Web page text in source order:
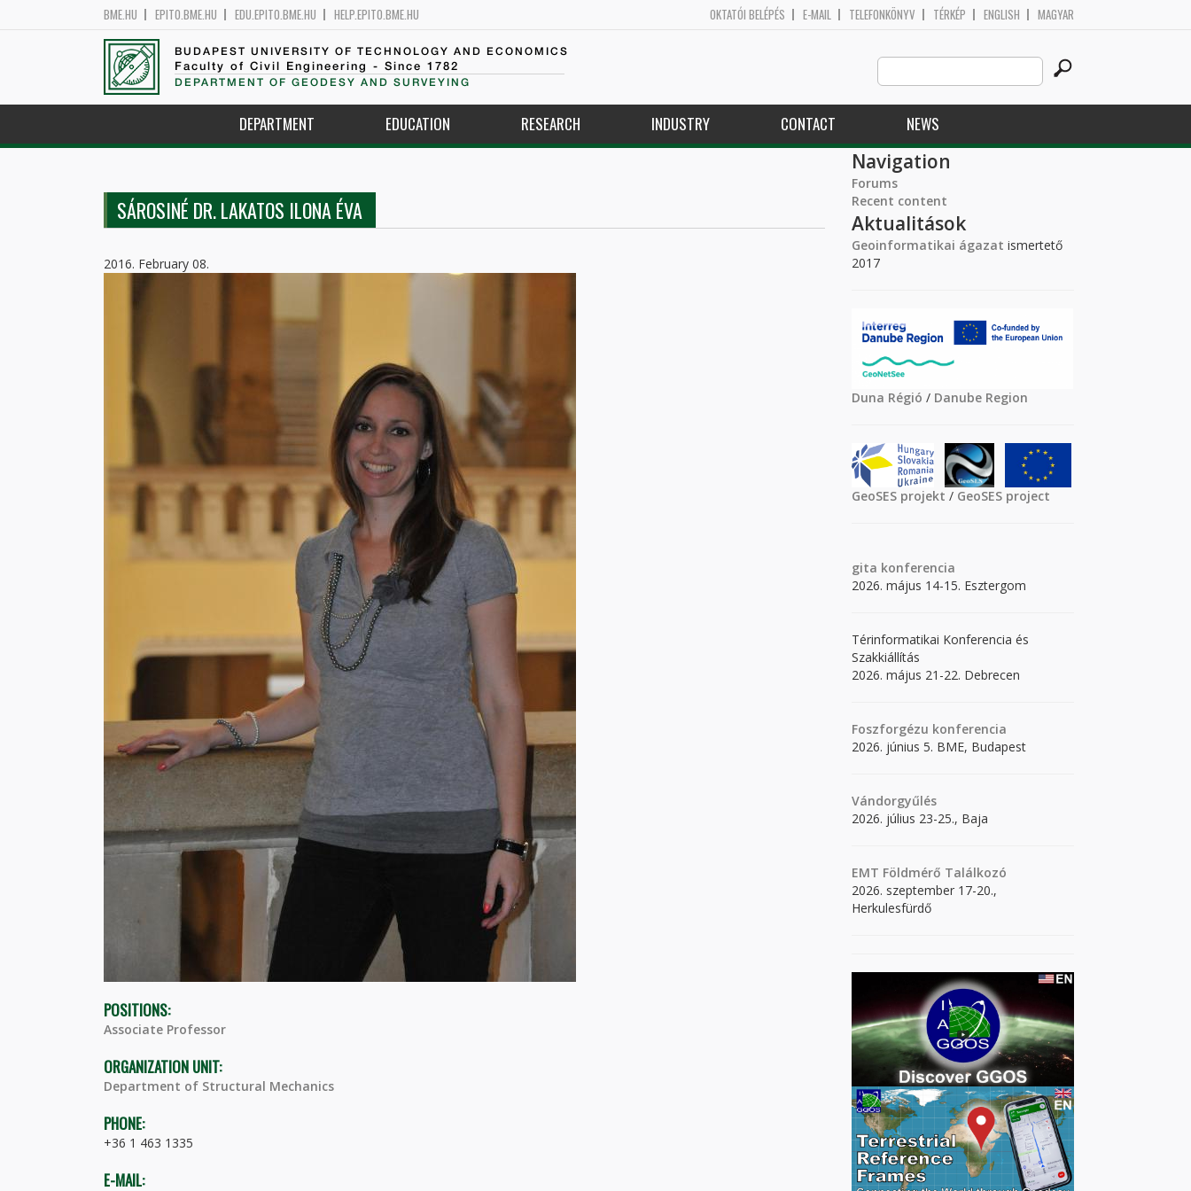
BME.HU EPITO.BME.HU EDU.EPITO.BME.HU HELP.EPITO.BME.HU OKTATÓI BELÉPÉS E-MAIL TELEFONKÖNYV TÉRKÉP ENGLISH MAGYAR
BUDAPEST UNIVERSITY OF TECHNOLOGY AND ECONOMICS
Faculty of Civil Engineering - Since 1782
DEPARTMENT OF GEODESY AND SURVEYING
Search
this
site
DEPARTMENT EDUCATION RESEARCH INDUSTRY CONTACT NEWS
SÁROSINÉ DR. LAKATOS ILONA ÉVA
2016. February 08.
POSITIONS:
Associate Professor
ORGANIZATION UNIT:
Department of Structural Mechanics
PHONE:
+36 1 463 1335
E-MAIL:
Navigation
Forums
Recent content
Aktualitások
Geoinformatikai ágazat ismertető
2017
Duna Régió / Danube Region
GeoSES projekt / GeoSES project
gita konferencia
2026. május 14-15. Esztergom
Térinformatikai Konferencia és
Szakkiállítás
2026. május 21-22. Debrecen
Foszforgézu konferencia
2026. június 5. BME, Budapest
Vándorgyűlés
2026. július 23-25., Baja
EMT Földmérő Találkozó
2026. szeptember 17-20.,
Herkulesfürdő